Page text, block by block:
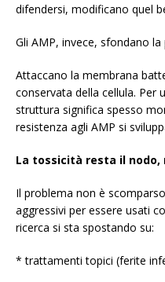
difendersi, modificano quel
Gli AMP, invece, sfondano la
Attaccano la membrana
conservata della cellula. Per
struttura significa spesso
resistenza agli AMP si
La tossicità resta il nodo,
Il problema non è
aggressivi per essere usati
ricerca si sta spostando su:
* trattamenti topici (ferite